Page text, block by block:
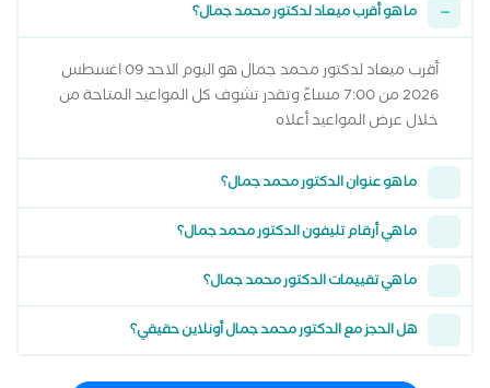
ما هو أقرب ميعاد لدكتور محمد جمال؟
أقرب ميعاد لدكتور محمد جمال هو اليوم الاحد 09 اغسطس
2026 من 7:00 مساءً وتقدر تشوف كل المواعيد المتاحة من
خلال عرض المواعيد أعلاه
ما هو عنوان الدكتور محمد جمال؟
ما هي أرقام تليفون الدكتور محمد جمال؟
ما هي تقييمات الدكتور محمد جمال؟
هل الحجز مع الدكتور محمد جمال أونلاين حقيقي؟